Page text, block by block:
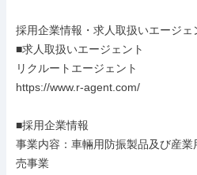
採用企業情報・求人取扱いエージェ
■求人取扱いエージェント
リクルートエージェント
https://www.r-agent.com/
■採用企業情報
事業内容：車輛用防振製品及び産
売事業